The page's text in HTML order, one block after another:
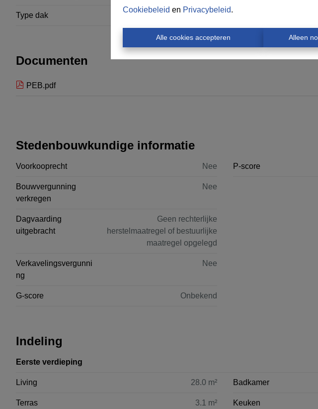
Cookiebeleid en Privacybeleid.
Alle cookies accepteren Alleen
Type dak Frans dak
Documenten
PEB.pdf
Stedenbouwkundige informatie
Voorkooprecht Nee
Bouwvergunning
verkregen
Nee
Dagvaarding
uitgebracht
Geen rechterlijke
herstelmaatregel of bestuurlijke
maatregel opgelegd
Verkavelingsvergunni
ng
Nee
G-score Onbekend
P-score
Indeling
Eerste verdieping
Living 28.0 m² Badkamer
Terras 3.1 m² Keuken